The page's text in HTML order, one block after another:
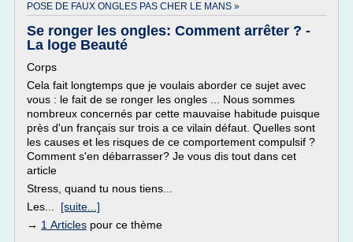
POSE DE FAUX ONGLES PAS CHER LE MANS »
Se ronger les ongles: Comment arrêter ? -
La loge Beauté
Corps
Cela fait longtemps que je voulais aborder ce sujet avec
vous : le fait de se ronger les ongles ... Nous sommes
nombreux concernés par cette mauvaise habitude puisque
près d'un français sur trois a ce vilain défaut. Quelles sont
les causes et les risques de ce comportement compulsif ?
Comment s'en débarrasser? Je vous dis tout dans cet
article
Stress, quand tu nous tiens...
Les... [suite...]
→ 1 Articles pour ce thème